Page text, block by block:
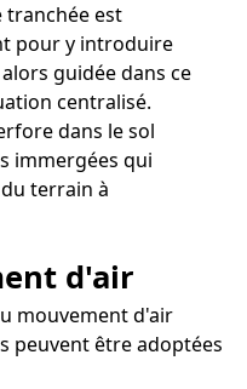
tranchée est
pour y introduire
guidée dans ce
centralisé.
dans le sol
immergées qui
terrain à
d'air
mouvement d'air
peuvent être adoptées